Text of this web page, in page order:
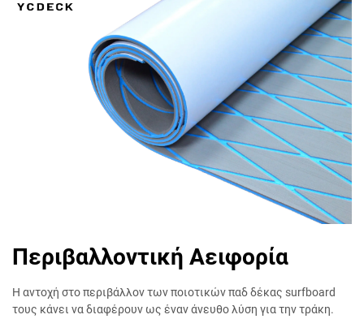
Περιβαλλοντική Αειφορία
Η αντοχή στο περιβάλλον των ποιοτικών παδ δέκας surfboard
τους κάνει να διαφέρουν ως έναν άνευθο λύση για την τράκη.